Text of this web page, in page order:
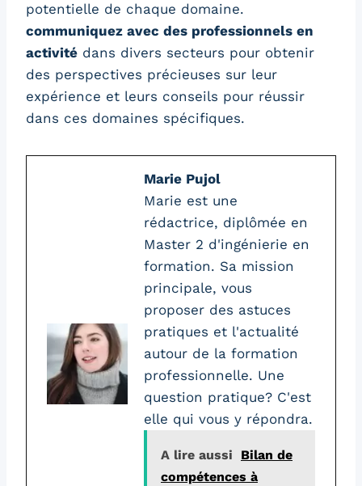
potentielle de chaque domaine.
communiquez avec des professionnels en
activité dans divers secteurs pour obtenir
des perspectives précieuses sur leur
expérience et leurs conseils pour réussir
dans ces domaines spécifiques.
Marie Pujol
Marie est une
rédactrice, diplômée en
Master 2 d'ingénierie en
formation. Sa mission
principale, vous
proposer des astuces
pratiques et l'actualité
autour de la formation
professionnelle. Une
question pratique? C'est
elle qui vous y répondra.
A lire aussi
Bilan de
compétences à